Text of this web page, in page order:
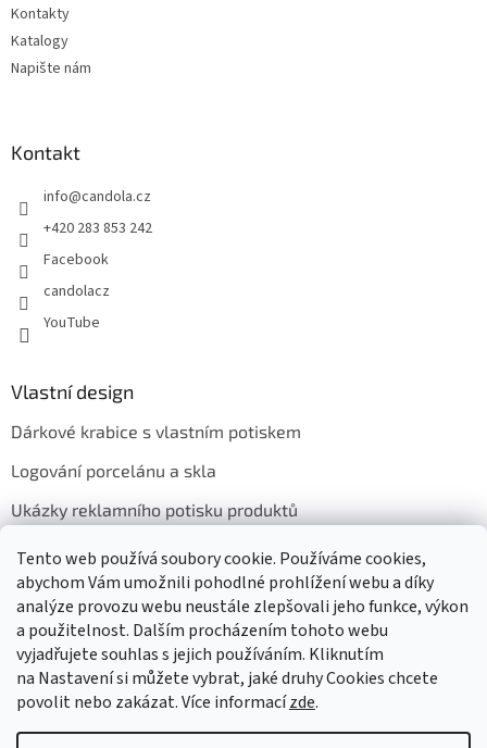
Tento web používá soubory cookie. Používáme cookies,
abychom Vám umožnili pohodlné prohlížení webu a díky
analýze provozu webu neustále zlepšovali jeho funkce, výkon
a použitelnost. Dalším procházením tohoto webu
vyjadřujete souhlas s jejich používáním. Kliknutím
na Nastavení si můžete vybrat, jaké druhy Cookies chcete
povolit nebo zakázat. Více informacízde.
Kontakty
Katalogy
Napište nám
Kontakt
info@candola.cz
+420 283 853 242
Facebook
candolacz
YouTube
Vlastní design
Dárkové krabice s vlastním potiskem
Logování porcelánu a skla
Ukázky reklamního potisku produktů
Přijímáme online platby